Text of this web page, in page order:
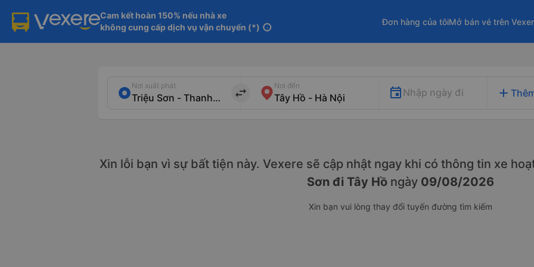
Cam kết hoàn 150% nếu nhà xe
không cung cấp dịch vụ vận chuyển (*) info
Đơn hàng của tôiMở bán vé trên
Nơi xuất phát
import_export
Nơi đến
Nhập ngày đi add
Xin lỗi bạn vì sự bất tiện này. Vexere sẽ cập nhật ngay khi có thông tin xe
Sơn đi Tây Hồ ngày 09/08/2026
Xin bạn vui lòng thay đổi tuyến đường tìm kiếm